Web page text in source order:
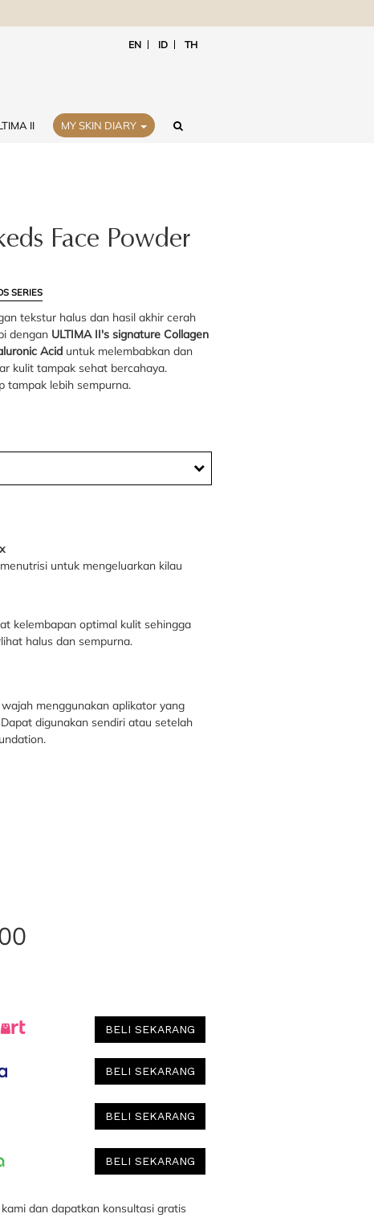
EN ID TH
II MY SKIN DIARY
Face Powder
SERIES
tekstur halus dan hasil akhir cerah
dengan ULTIMA II's signature Collagen
Aciduntuk melembabkan dan
kulit tampak sehat bercahaya.
tampak lebih sempurna.
untuk mengeluarkan kilau
kelembapan optimal kulit sehingga
halus dan sempurna.
menggunakan aplikator yang
digunakan sendiri atau setelah
BELI SEKARANG
BELI SEKARANG
BELI SEKARANG
BELI SEKARANG
dan dapatkan konsultasi gratis